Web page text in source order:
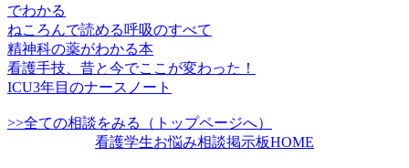
でわかる
ねころんで読める呼吸のすべて
精神科の薬がわかる本
看護手技、昔と今でここが変わった！
ICU3年目のナースノート
>>全ての相談をみる（トップページへ）
看護学生お悩み相談掲示板HOME